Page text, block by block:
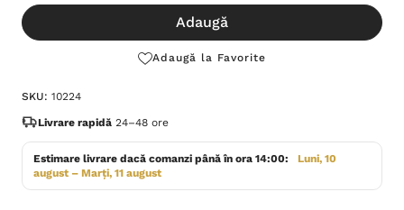
te!
Stocul
Adaugă
Adaugă la Favorite
SKU: 10224
Livrare rapidă 24–48 ore
Estimare livrare dacă comanzi până în ora 14:00:
Luni, 10
august – Marți, 11 august